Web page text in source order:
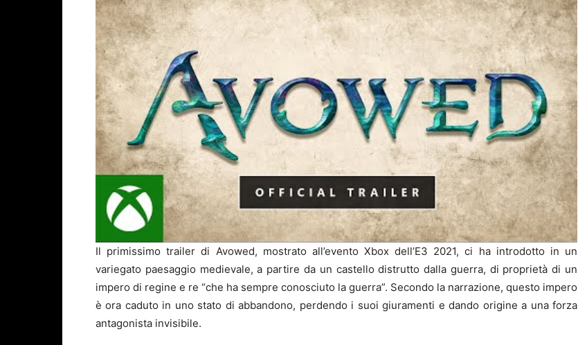
Il primissimo trailer di Avowed, mostrato all’evento Xbox dell’E3 2021, ci ha introdotto in un
variegato paesaggio medievale, a partire da un castello distrutto dalla guerra, di proprietà di un
impero di regine e re “che ha sempre conosciuto la guerra”. Secondo la narrazione, questo impero
è ora caduto in uno stato di abbandono, perdendo i suoi giuramenti e dando origine a una forza
antagonista invisibile.